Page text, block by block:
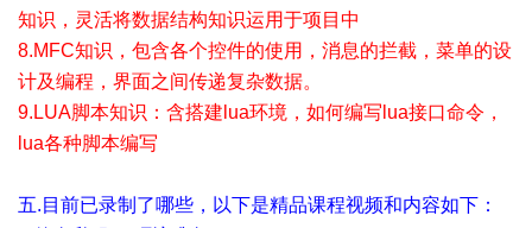
知识，灵活将数据结构知识运用于项目中
8.MFC知识，包含各个控件的使用，消息的拦截，菜单的设
计及编程，界面之间传递复杂数据。
9.LUA脚本知识：含搭建lua环境，如何编写lua接口命令，
lua各种脚本编写
五.目前已录制了哪些，以下是精品课程视频和内容如下：